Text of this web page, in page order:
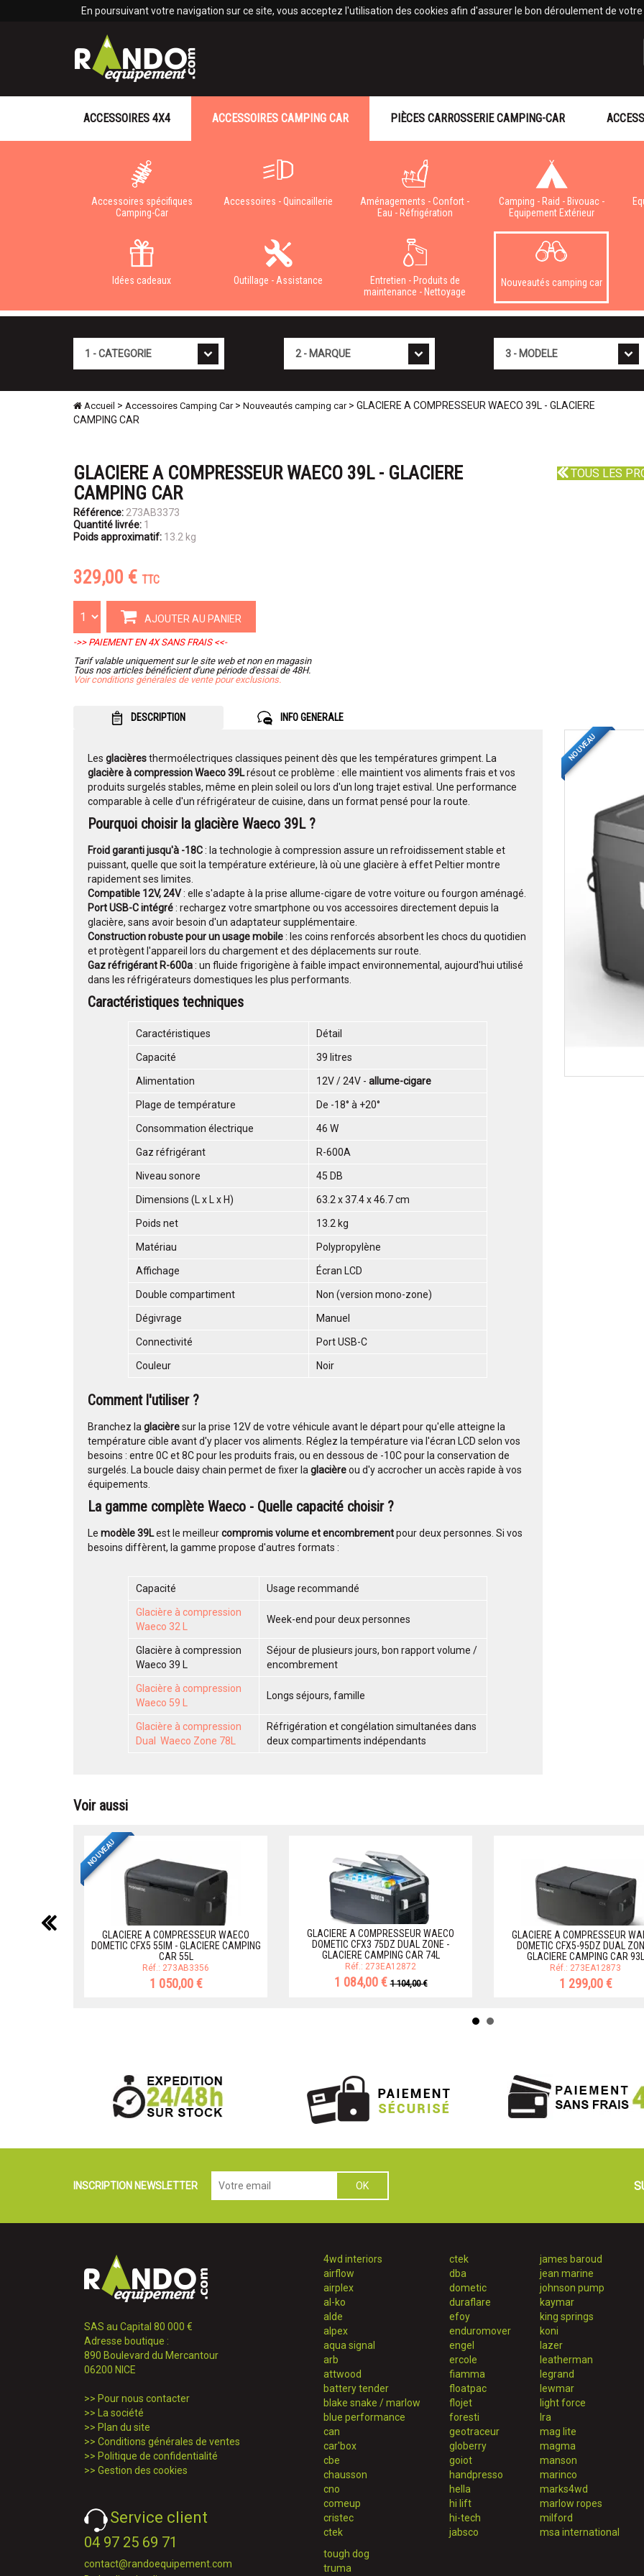
En poursuivant votre navigation sur ce site, vous acceptez l'utilisation des cookies afin d'assurer le bon déroulement de
ACCESSOIRES 4X4 ACCESSOIRES CAMPING CAR
Accessoires spécifiques
Camping-Car
Accessoires - Quincaillerie
Aménagements - Confort -
Eau - Réfrigération
Camping - Raid - Bivouac -
Equipement Extérieur
Idées cadeaux Outillage - Assistance
Entretien - Produits de
maintenance - Nettoyage
Nouveautés camping car
PIÈCES CARROSSERIE CAMPING-CAR
Accueil > Accessoires Camping Car> Nouveautés camping car> GLACIERE A COMPRESSEUR WAECO 39L - GLACIERE
CAMPING CAR
TOUS LES
GLACIERE A COMPRESSEUR WAECO 39L - GLACIERE
CAMPING CAR
Référence: 273AB3373
Quantité livrée: 1
Poids approximatif: 13.2 kg
329,00 € TTC
AJOUTER AU PANIER
->> PAIEMENT EN 4X SANS FRAIS <<-
Tarif valable uniquement sur le site web et non en magasin
Tous nos articles bénéficient d'une période d'essai de 48H.
Voir conditions générales de vente pour exclusions.
DESCRIPTION INFO GENERALE
Les glacièresthermoélectriques classiques peinent dès que les températures grimpent. La
glacière à compression Waeco 39Lrésout ce problème : elle maintient vos aliments frais et vos
produits surgelés stables, même en plein soleil ou lors d'un long trajet estival. Une performance
comparable à celle d'un réfrigérateur de cuisine, dans un format pensé pour la route.
Pourquoi choisir la glacière Waeco 39L ?
Froid garanti jusqu'à -18C: la technologie à compression assure un refroidissement stable et
puissant, quelle que soit la température extérieure, là où une glacière à effet Peltier montre
rapidement ses limites.
Compatible 12V, 24V: elle s'adapte à la prise allume-cigare de votre voiture ou fourgon aménagé.
Port USB-C intégré: rechargez votre smartphone ou vos accessoires directement depuis la
glacière, sans avoir besoin d'un adaptateur supplémentaire.
Construction robuste pour un usage mobile: les coins renforcés absorbent les chocs du quotidien
et protègent l'appareil lors du chargement et des déplacements sur route.
Gaz réfrigérant R-600a: un fluide frigorigène à faible impact environnemental, aujourd'hui utilisé
dans les réfrigérateurs domestiques les plus performants.
Caractéristiques techniques
Caractéristiques Détail
Capacité 39 litres
Alimentation 12V / 24V -allume-cigare
Plage de température De -18° à +20°
Consommation électrique 46 W
Gaz réfrigérant R-600A
Niveau sonore 45 DB
Dimensions (L x L x H) 63.2 x 37.4 x 46.7 cm
Poids net 13.2 kg
Matériau Polypropylène
Affichage Écran LCD
Double compartiment Non (version mono-zone)
Dégivrage Manuel
Connectivité Port USB-C
Couleur Noir
Comment l'utiliser ?
Branchez laglacièresur la prise 12V de votre véhicule avant le départ pour qu'elle atteigne la
température cible avant d'y placer vos aliments. Réglez la température via l'écran LCD selon vos
besoins : entre 0C et 8C pour les produits frais, ou en dessous de -10C pour la conservation de
surgelés. La boucle daisy chain permet de fixer laglacièreou d'y accrocher un accès rapide à vos
équipements.
La gamme complète Waeco - Quelle capacité choisir ?
Le modèle 39Lest le meilleurcompromis volume et encombrementpour deux personnes. Si vos
besoins diffèrent, la gamme propose d'autres formats :
Capacité Usage recommandé
Glacière à compression
Waeco 32 L
Week-end pour deux personnes
Glacière à compression
Waeco 39 L
Séjour de plusieurs jours, bon rapport volume /
encombrement
Glacière à compression
Waeco 59 L
Longs séjours, famille
Glacière à compression
Dual Waeco Zone 78L
Réfrigération et congélation simultanées dans
deux compartiments indépendants
NOUVEAU
Voir aussi
NOUVEAU
GLACIERE A COMPRESSEUR WAECO
DOMETIC CFX5 55IM - GLACIERE CAMPING
CAR 55L
Réf.: 273AB3356
1 050,00 €
GLACIERE A COMPRESSEUR WAECO
DOMETIC CFX3 75DZ DUAL ZONE -
GLACIERE CAMPING CAR 74L
Réf.: 273EA12872
1 084,00 €1 104,00 €
GLACIERE A COMPRESSEUR
DOMETIC CFX5-95DZ DUAL
GLACIERE CAMPING CAR 93L
Réf.: 273EA12873
1 299,00 €
précédent
INSCRIPTION NEWSLETTER
SAS au Capital 80 000 €
Adresse boutique :
890 Boulevard du Mercantour
06200 NICE
>> Pour nous contacter
>> La société
>> Plan du site
>> Conditions générales de ventes
>> Politique de confidentialité
>> Gestion des cookies
Service client
04 97 25 69 71
contact@randoequipement.com
4wd interiors
airflow
airplex
al-ko
alde
alpex
aqua signal
arb
attwood
battery tender
blake snake / marlow
blue performance
can
car'box
cbe
chausson
cno
comeup
cristec
ctek
ctek
dba
dometic
duraflare
efoy
enduromover
engel
ercole
fiamma
floatpac
flojet
foresti
geotraceur
globerry
goiot
handpresso
hella
hi lift
hi-tech
jabsco
james baroud
jean marine
johnson pump
kaymar
king springs
koni
lazer
leatherman
legrand
lewmar
light force
lra
mag lite
magma
manson
marinco
marks4wd
marlow ropes
milford
msa international
tough dog
truma
Panneau de gestion des cookies